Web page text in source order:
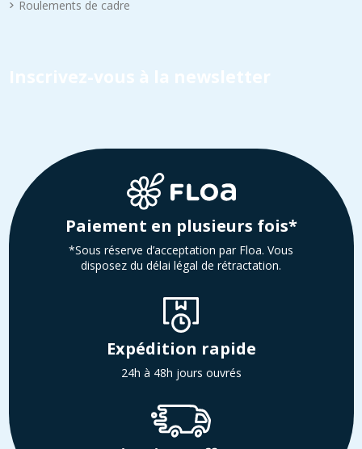
Roulements de cadre
Inscrivez-vous à la newsletter
Paiement en plusieurs fois*
*Sous réserve d’acceptation par Floa. Vous
disposez du délai légal de rétractation.
Expédition rapide
24h à 48h jours ouvrés